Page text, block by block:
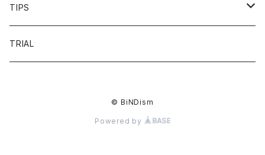
OVERVIEW
FAQ
TIPS
HEADING
TRIAL
© BiNDism
Powered by